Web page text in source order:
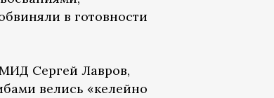
в готовности
Сергей Лавров,
велись «келейно